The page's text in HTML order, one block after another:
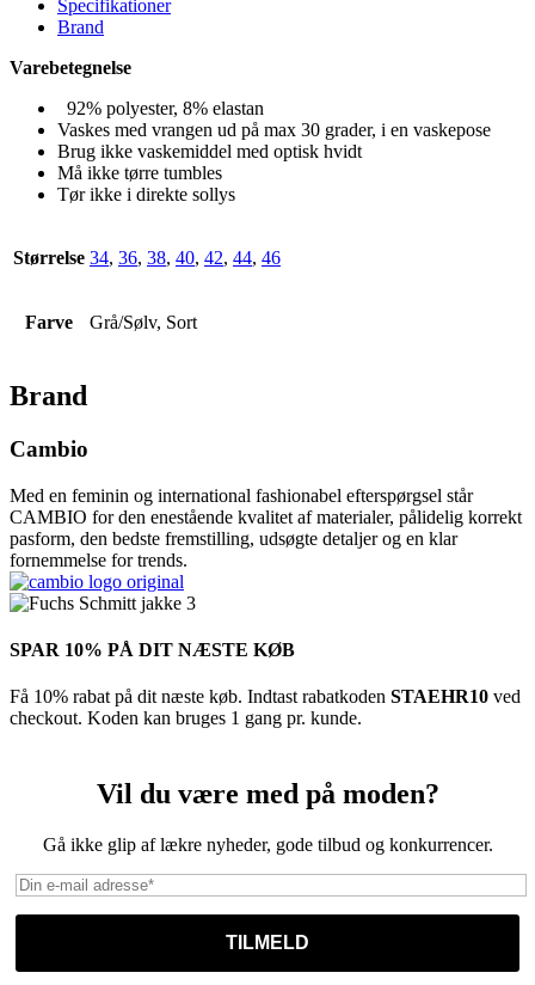
Specifikationer
Brand
Varebetegnelse
92% polyester, 8% elastan
Vaskes med vrangen ud på max 30 grader, i en vaskepose
Brug ikke vaskemiddel med optisk hvidt
Må ikke tørre tumbles
Tør ikke i direkte sollys
Størrelse 34, 36, 38, 40, 42, 44, 46
Farve Grå/Sølv, Sort
Brand
Cambio
Med en feminin og international fashionabel efterspørgsel står
CAMBIO for den enestående kvalitet af materialer, pålidelig korrekt
pasform, den bedste fremstilling, udsøgte detaljer og en klar
fornemmelse for trends.
SPAR 10% PÅ DIT NÆSTE KØB
Få 10% rabat på dit næste køb. Indtast rabatkoden STAEHR10 ved
checkout. Koden kan bruges 1 gang pr. kunde.
Vil du være med på moden?
Gå ikke glip af lækre nyheder, gode tilbud og konkurrencer.